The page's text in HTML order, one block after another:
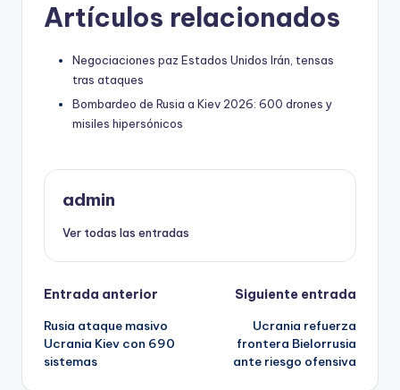
Artículos relacionados
Negociaciones paz Estados Unidos Irán, tensas
tras ataques
Bombardeo de Rusia a Kiev 2026: 600 drones y
misiles hipersónicos
admin
Ver todas las entradas
Navegación
de
entradas
Entrada anterior
Rusia ataque masivo
Ucrania Kiev con 690
sistemas
Siguiente entrada
Ucrania refuerza
frontera Bielorrusia
ante riesgo ofensiva